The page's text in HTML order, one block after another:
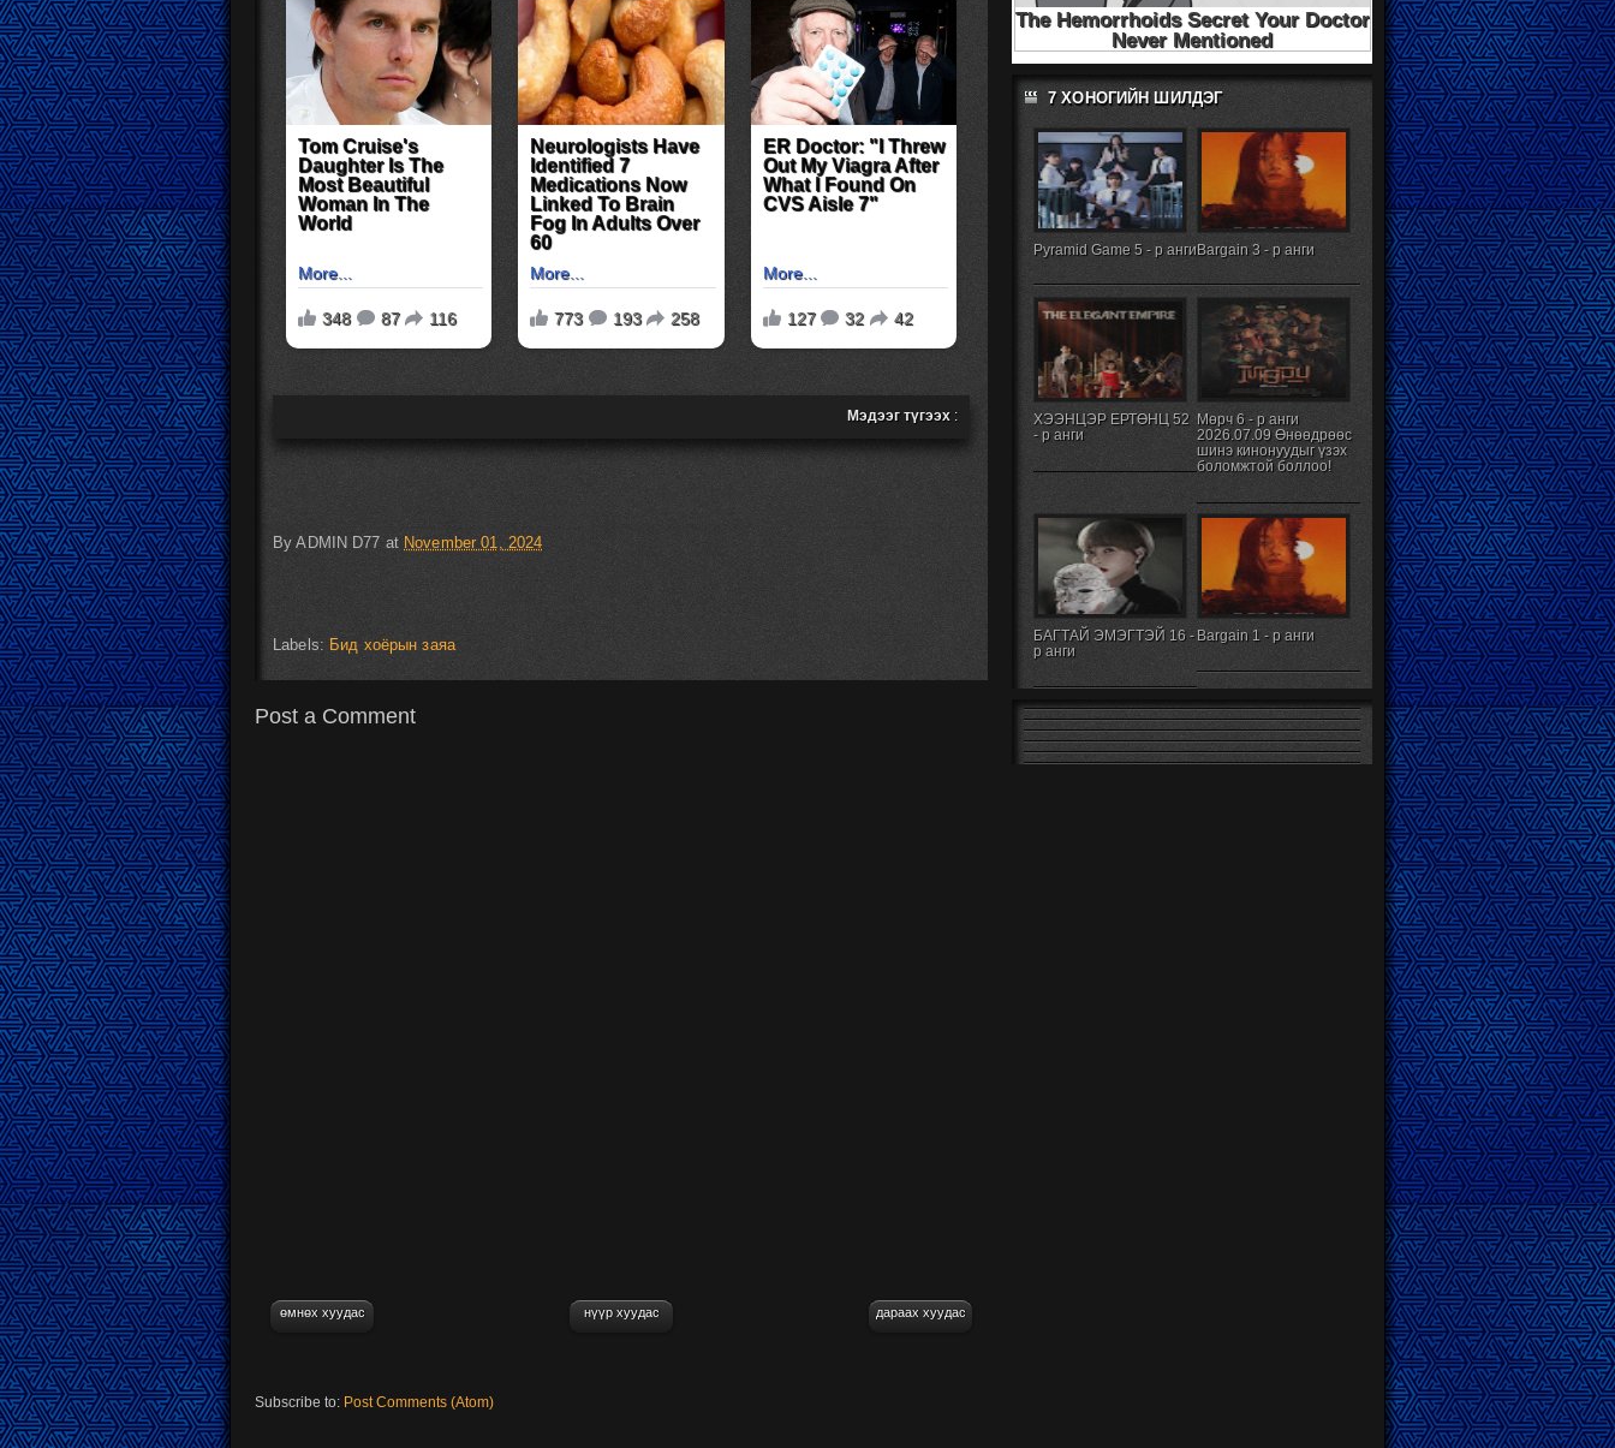
Мэдээг түгээх :
ByADMIN D77 at November 01, 2024
Labels: Бид хоёрын заяа
Post a Comment
өмнөх хуудас дараах хуудас
нүүр хуудас
Subscribe to: Post Comments (Atom)
7 ХОНОГИЙН ШИЛДЭГ
Pyramid Game 5 - р ангиBargain 3 - р анги
ХЭЭНЦЭР ЕРТӨНЦ 52
- р анги
Мөрч 6 - р анги
2026.07.09 Өнөөдрөөс
шинэ кинонуудыг үзэх
боломжтой боллоо!
БАГТАЙ ЭМЭГТЭЙ 16 -
р анги
Bargain 1 - р анги